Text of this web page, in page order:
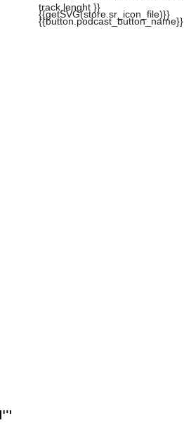
track.lenght }}
{{getSVG(store.sr_icon_file)}}
{{button.podcast_button_name}}